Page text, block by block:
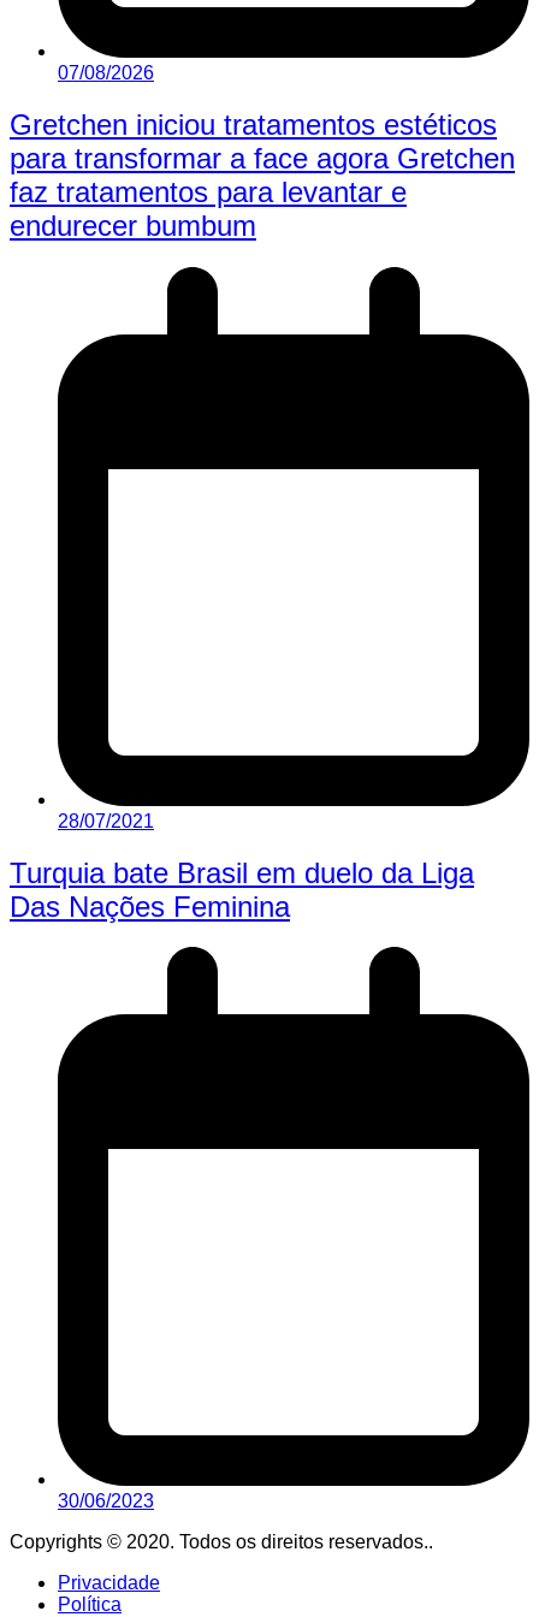
07/08/2026
Gretchen iniciou tratamentos estéticos
para transformar a face agora Gretchen
faz tratamentos para levantar e
endurecer bumbum
28/07/2021
Turquia bate Brasil em duelo da Liga
Das Nações Feminina
30/06/2023
Copyrights © 2020. Todos os direitos reservados..
Privacidade
Política